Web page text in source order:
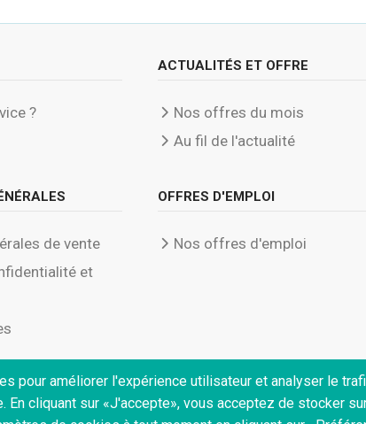
?
de vente
et
ACTUALITÉS ET OFFRE
Nos offres du mois
Au fil de l'actualité
OFFRES D'EMPLOI
Nos offres d'emploi
pour améliorer l'expérience utilisateur et analyser le
En cliquant sur «J'accepte», vous acceptez de stocker